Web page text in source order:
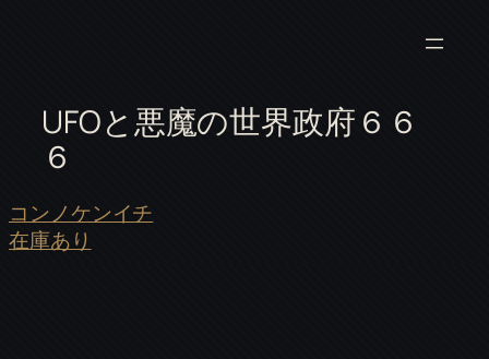
UFOと悪魔の世界政府６６
６
コンノケンイチ
在庫あり